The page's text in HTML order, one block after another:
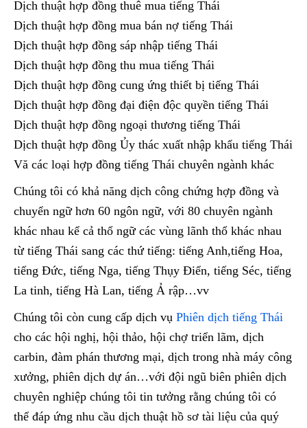
Dịch thuật hợp đồng thuê mua tiếng Thái
Dịch thuật hợp đồng mua bán nợ tiếng Thái
Dịch thuật hợp đồng sáp nhập tiếng Thái
Dịch thuật hợp đồng thu mua tiếng Thái
Dịch thuật hợp đồng cung ứng thiết bị tiếng Thái
Dịch thuật hợp đồng đại điện độc quyền tiếng Thái
Dịch thuật hợp đồng ngoại thương tiếng Thái
Dịch thuật hợp đồng Ủy thác xuất nhập khẩu tiếng Thái
Vă các loại hợp đồng tiếng Thái chuyên ngành khác
Chúng tôi có khả năng dịch công chứng hợp đồng và
chuyển ngữ hơn 60 ngôn ngữ, với 80 chuyên ngành
khác nhau kể cả thổ ngữ các vùng lãnh thổ khác nhau
từ tiếng Thái sang các thứ tiếng: tiếng Anh,tiếng Hoa,
tiếng Đức, tiếng Nga, tiếng Thụy Điển, tiếng Séc, tiếng
La tinh, tiếng Hà Lan, tiếng Ả rập…vv
Chúng tôi còn cung cấp dịch vụ Phiên dịch tiếng Thái
cho các hội nghị, hội thảo, hội chợ triển lãm, dịch
carbin, đàm phán thương mại, dịch trong nhà máy công
xưởng, phiên dịch dự án…với đội ngũ biên phiên dịch
chuyên nghiệp chúng tôi tin tưởng rằng chúng tôi có
thể đáp ứng nhu cầu dịch thuật hồ sơ tài liệu của quý